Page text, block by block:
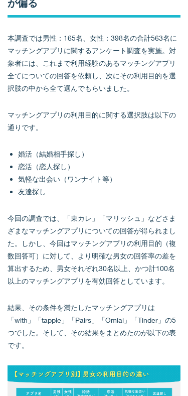
が偏る
本調査では男性：165名、女性：398名の合計563名に
マッチングアプリに関するアンケート調査を実施。対
象者には、これまで利用経験のあるマッチングアプリ
全てについての回答を依頼し、次にその利用目的を選
択肢の中から全て選んでもらいました。
マッチングアプリの利用目的に関する選択肢は以下の
通りです。
婚活（結婚相手探し）
恋活（恋人探し）
気軽な出会い（ワンナイト等）
友達探し
今回の調査では、「東カレ」「マリッシュ」などさま
ざまなマッチングアプリについての回答が得られまし
た。しかし、今回はマッチングアプリの利用目的（複
数回答可）に対して、より明確な男女の回答率の差を
算出するため、男女それぞれ30名以上、かつ計100名
以上のマッチングアプリを有効回答としています。
結果、その条件を満たしたマッチングアプリは
「with」「tapple」「Pairs」「Omiai」「Tinder」の5
つでした。そして、その結果をまとめたのが以下の表
です。